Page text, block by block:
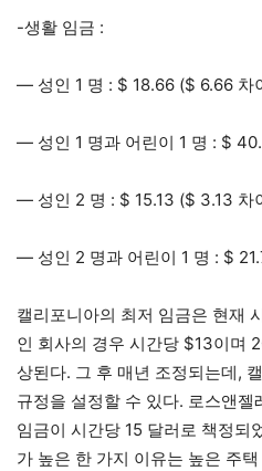
-생활 임금 :
— 성인 1 명 : $ 18.66 ($ 6.66 차
— 성인 1 명과 어린이 1 명 : $
— 성인 2 명 : $ 15.13 ($ 3.13 차
— 성인 2 명과 어린이 1 명 : $
캘리포니아의 최저 임금은 현재
인 회사의 경우 시간당 $13이며
상된다. 그 후 매년 조정되는데,
규정을 설정할 수 있다. 로스앤
임금이 시간당 15 달러로 책정되
가 높은 한 가지 이유는 높은 주